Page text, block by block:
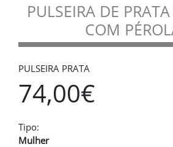
PULSEIRA DE
COM
PULSEIRA PRATA
74,00€
Tipo:
Mulher